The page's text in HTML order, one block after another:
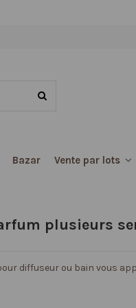
Bazar Vente par lots
plusieurs
diffuseur ou bain vous